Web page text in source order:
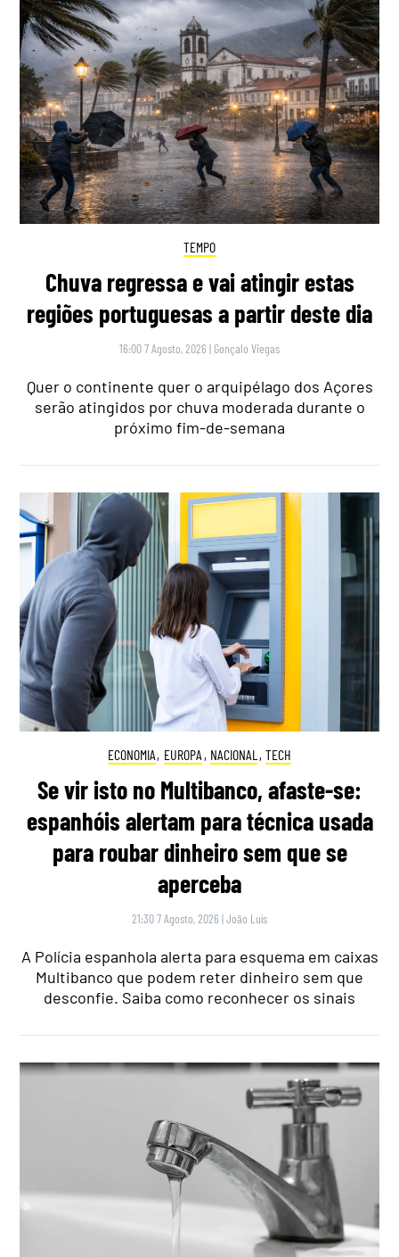
TEMPO
Chuva regressa e vai atingir estas
regiões portuguesas a partir deste dia
16:00 7 Agosto, 2026 | Gonçalo Viegas
Quer o continente quer o arquipélago dos Açores
serão atingidos por chuva moderada durante o
próximo fim-de-semana
ECONOMIA, EUROPA , NACIONAL , TECH
Se vir isto no Multibanco, afaste-se:
espanhóis alertam para técnica usada
para roubar dinheiro sem que se
aperceba
21:30 7 Agosto, 2026 |João Luís
A Polícia espanhola alerta para esquema em caixas
Multibanco que podem reter dinheiro sem que
desconfie. Saiba como reconhecer os sinais